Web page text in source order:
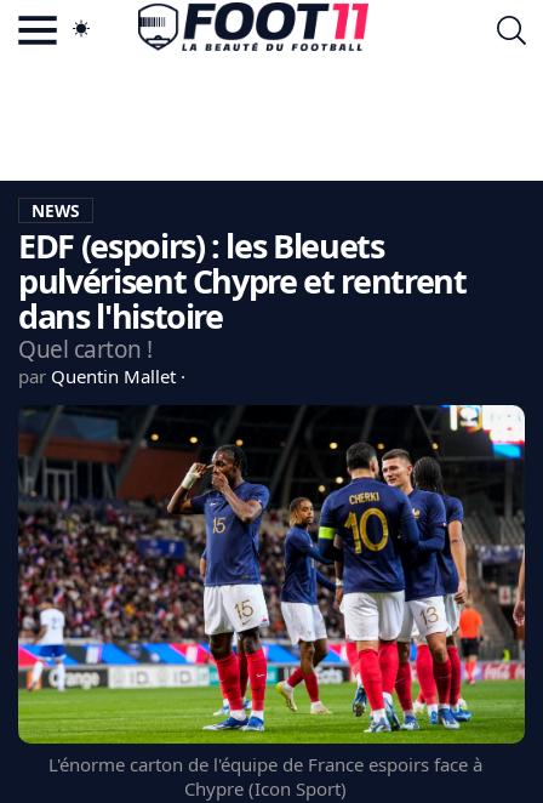
LA CHARTE
VIE PRIVÉE
CGU
CONTACTEZ-NOUS
CDM 2026
EDF
PSG
LIGUE 1
REAL MADRID
FC BARCELONE
MANCHESTER UNITED
CHELSEA
ARSENAL
BAYERN
L'AVIS DE LA RÉDAC'
NEWS
EDF (espoirs) : les Bleuets
pulvérisent Chypre et rentrent
dans l'histoire
Quel carton !
par Quentin Mallet
L'énorme carton de l'équipe de France espoirs face à
Chypre (Icon Sport)